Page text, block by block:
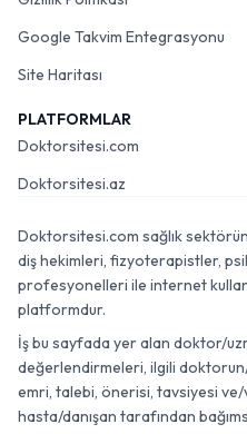
Gizlilik Politikası
Google Takvim Entegrasyonu
Site Haritası
PLATFORMLAR
Doktorsitesi.com
Doktorsitesi.az
Doktorsitesi.com sağlık
diş hekimleri, fizyoterapistler,
profesyonelleri ile internet
platformdur.
İş bu sayfada yer alan doktor/
değerlendirmeleri, ilgili
emri, talebi, önerisi, tavsiyesi ve/
hasta/danışan tarafından